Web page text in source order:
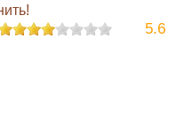
5.6